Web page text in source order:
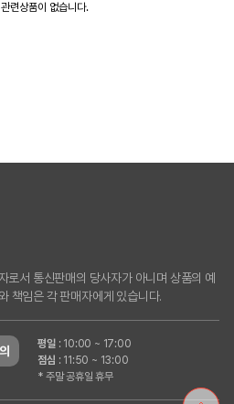
련상품이 없습니다.
로서 통신판매의 당사자가 아니며 상품의 예
책임은 각 판매자에게 있습니다.
평일: 10:00 ~ 17:00
점심 : 11:50 ~ 13:00
* 주말 공휴일 휴무